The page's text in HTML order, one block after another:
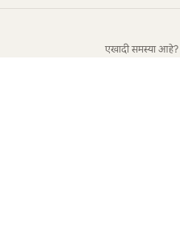
एखादी समस्या आहे?